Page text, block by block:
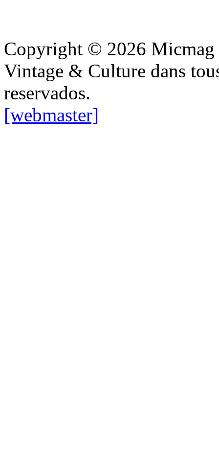
Copyright © 2026 Micmag
Vintage & Culture dans
reservados.
[webmaster]